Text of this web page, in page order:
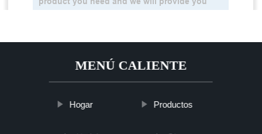
MENÚ CALIENTE
Hogar Productos